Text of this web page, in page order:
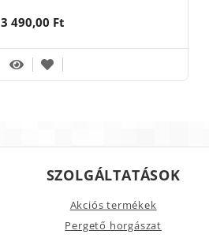
3 490,00 Ft
SZOLGÁLTATÁSOK
Akciós termékek
Pergető horgászat